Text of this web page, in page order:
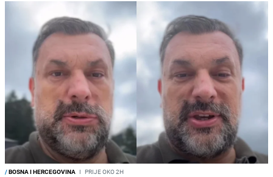
/BOSNA I HERCEGOVINA I PRIJE OKO 2H